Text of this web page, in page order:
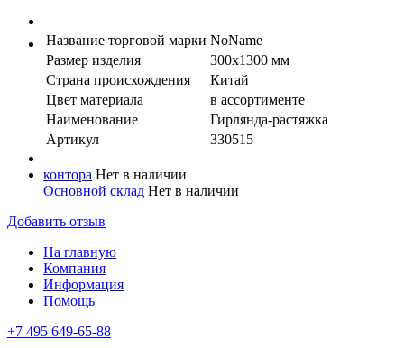
Название торговой марки NoName
Размер изделия
300х1300 мм
Страна происхождения
Китай
Цвет материала
в ассортименте
Наименование
Гирлянда-растяжка
Артикул
330515
контора Нет в наличии
Основной склад Нет в наличии
Добавить отзыв
На главную
Компания
Информация
Помощь
+7 495 649-65-88